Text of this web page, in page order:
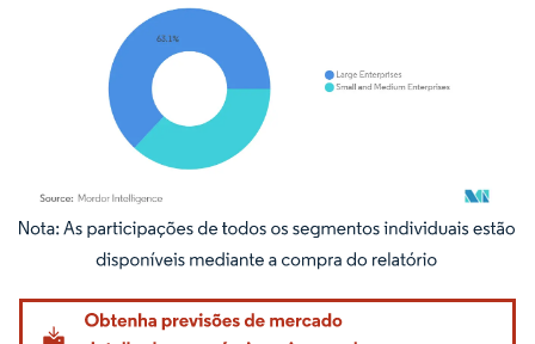
Imagem © Mordor Intelligence. O reuso requer atribuição conforme CC BY 4.0.